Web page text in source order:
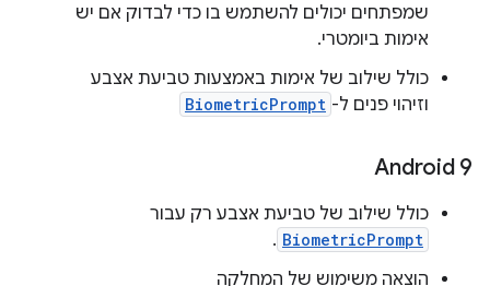
שמפתחים יכולים להשתמש בו כדי לבדוק אם יש
אימות ביומטרי.
כולל שילוב של אימות באמצעות טביעת אצבע
וזיהוי פנים ל- BiometricPrompt
‫Android 9
כולל שילוב של טביעת אצבע רק עבור
BiometricPrompt
.
הוצאה משימוש של המחלקה